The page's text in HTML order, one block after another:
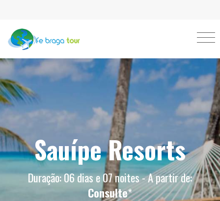
Sauípe Resorts
Duração: 06 dias e 07 noites - A partir de:
Consulte*